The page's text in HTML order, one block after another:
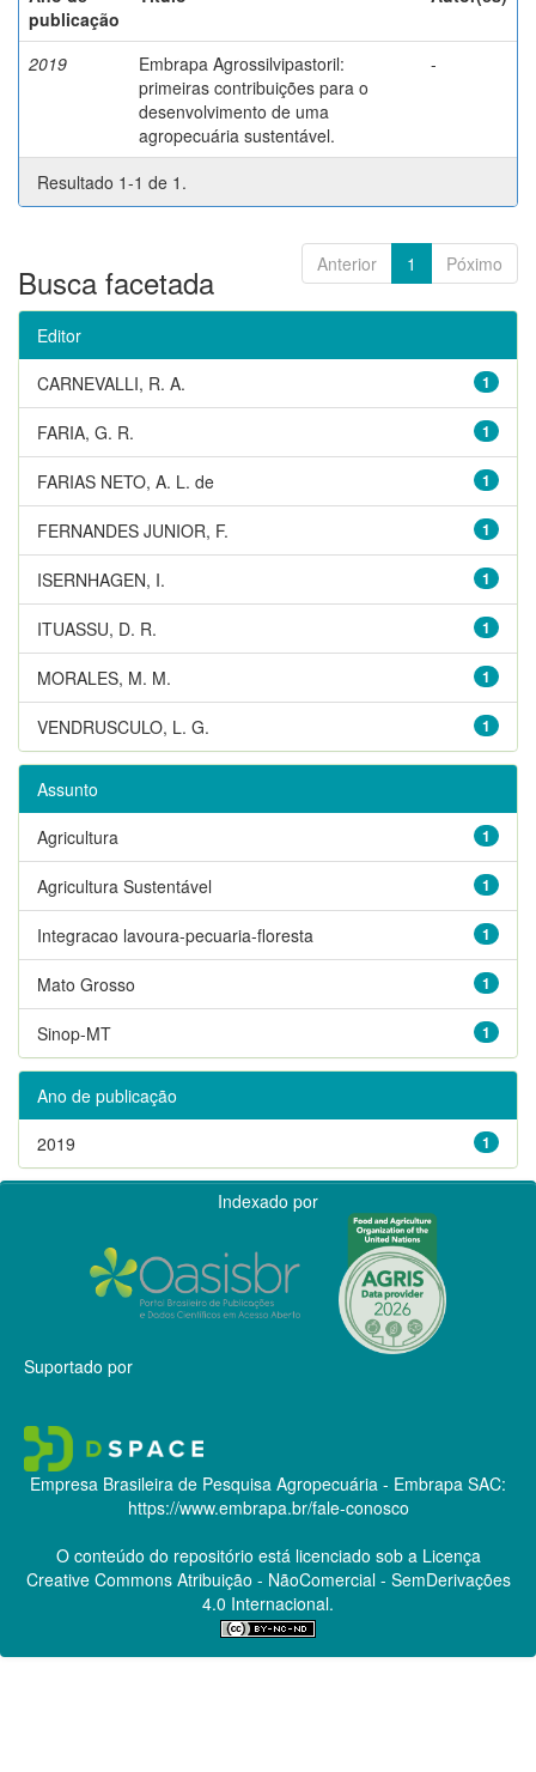
publicação
2019
Embrapa Agrossilvipastoril:
primeiras contribuições para o
desenvolvimento de uma
agropecuária sustentável.
-
Resultado 1-1 de 1.
Anterior 1 Póximo
Busca facetada
Editor
1
CARNEVALLI, R. A.
1
FARIA, G. R.
1
FARIAS NETO, A. L. de
1
FERNANDES JUNIOR, F.
1
ISERNHAGEN, I.
1
ITUASSU, D. R.
1
MORALES, M. M.
1
VENDRUSCULO, L. G.
Assunto
1
Agricultura
1
Agricultura Sustentável
1
Integracao lavoura-pecuaria-floresta
1
Mato Grosso
1
Sinop-MT
Ano de publicação
1
2019
Indexado por
Suportado por
Empresa Brasileira de Pesquisa Agropecuária - Embrapa SAC:
https://www.embrapa.br/fale-conosco
O conteúdo do repositório está licenciado sob a Licença
Creative CommonsAtribuição - NãoComercial - SemDerivações
4.0 Internacional.